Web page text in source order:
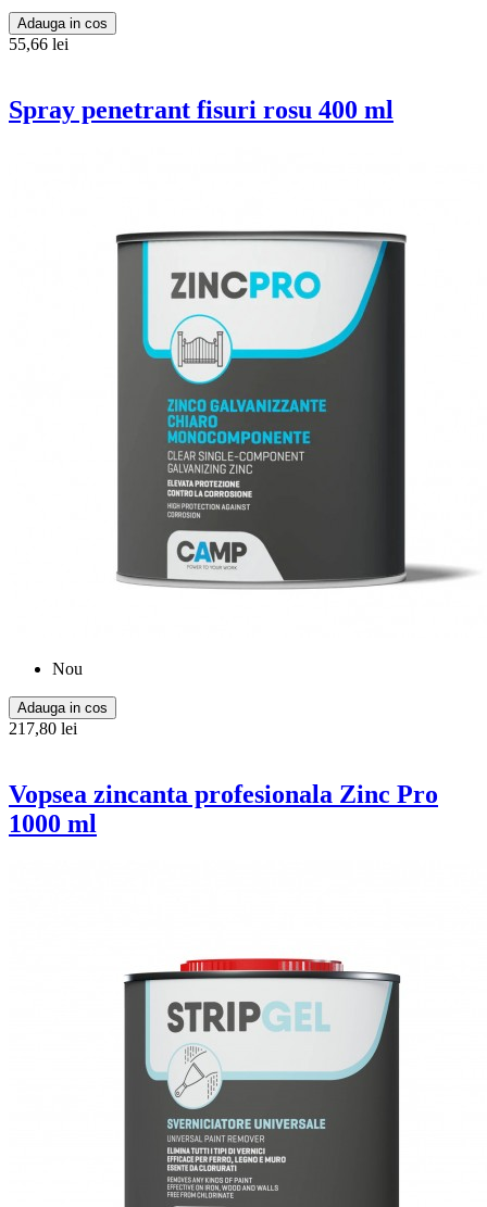
Adauga in cos
55,66 lei
Spray penetrant fisuri rosu 400 ml
Nou
Adauga in cos
217,80 lei
Vopsea zincanta profesionala Zinc Pro
1000 ml